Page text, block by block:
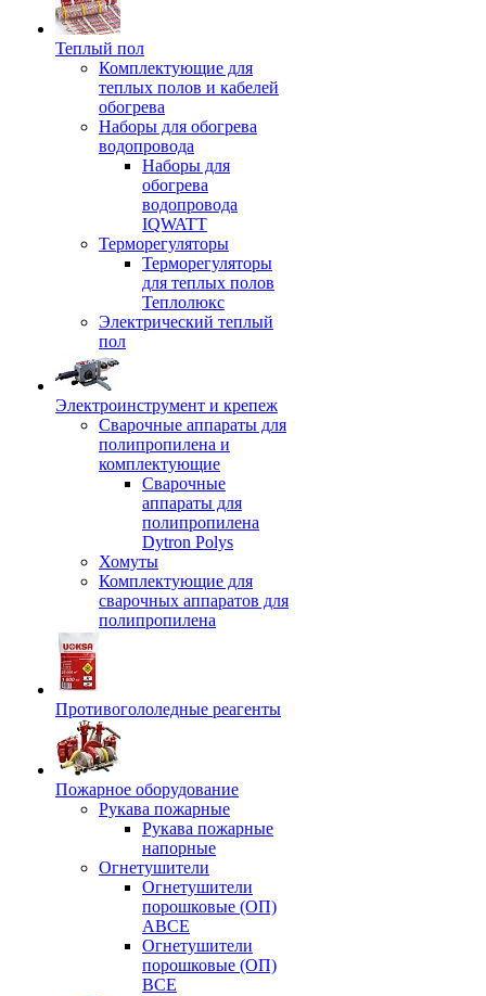
Теплый пол
Комплектующие для
теплых полов и кабелей
обогрева
Наборы для обогрева
водопровода
Наборы для
обогрева
водопровода
IQWATT
Терморегуляторы
Терморегуляторы
для теплых полов
Теплолюкс
Электрический теплый
пол
Электроинструмент и крепеж
Сварочные аппараты для
полипропилена и
комплектующие
Сварочные
аппараты для
полипропилена
Dytron Polys
Хомуты
Комплектующие для
сварочных аппаратов для
полипропилена
Противогололедные реагенты
Пожарное оборудование
Рукава пожарные
Рукава пожарные
напорные
Огнетушители
Огнетушители
порошковые (ОП)
АВСЕ
Огнетушители
порошковые (ОП)
ВСЕ